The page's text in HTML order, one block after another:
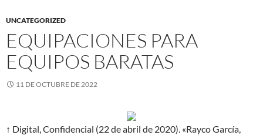
UNCATEGORIZED
EQUIPACIONES PARA
EQUIPOS BARATAS
11 DE OCTUBRE DE 2022
↑ Digital, Confidencial (22 de abril de 2020). «Rayco García,